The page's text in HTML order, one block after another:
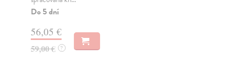
Do 5 dní
56,05 €
59,00 € ?